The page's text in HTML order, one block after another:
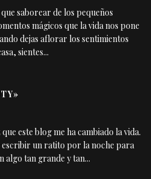
saborear de los pequeños
mágicos que la vida nos pone
dejas aflorar los sentimientos
sientes...
este blog me ha cambiado la vida.
escribir un ratito por la noche para
algo tan grande y tan...